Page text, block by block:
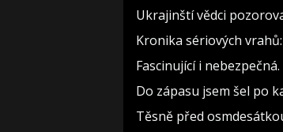
Ukrajinští vědci
Kronika sériových
Fascinující i
Do zápasu jsem šel po
Těsně před